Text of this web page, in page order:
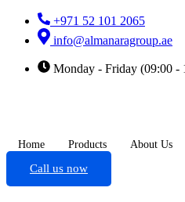
+971 52 101 2065
info@almanaragroup.ae
Monday - Friday (09:00 -
Home Products About Us
Call us now